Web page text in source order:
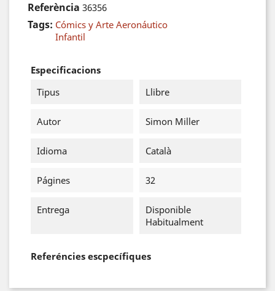
Referència 36356
Tags: Cómics y Arte Aeronáutico
Infantil
Especificacions
Tipus
Llibre
Autor Simon Miller
Idioma Català
Págines 32
Entrega
Disponible
Habitualment
Referéncies escpecífiques